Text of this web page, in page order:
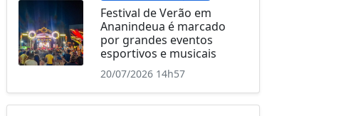
Festival de Verão em
Ananindeua é marcado
por grandes eventos
esportivos e musicais
20/07/2026 14h57